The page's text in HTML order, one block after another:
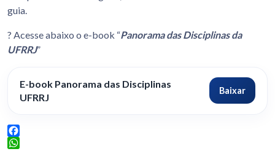
guia.
? Acesse abaixo o e-book “Panorama das Disciplinas da
UFRRJ”
E-book Panorama das Disciplinas
UFRRJ
Baixar
Facebook